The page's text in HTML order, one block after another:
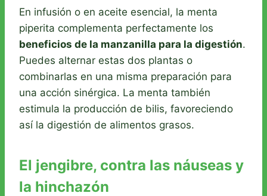
En infusión o en aceite esencial, la menta
piperita complementa perfectamente los
beneficios de la manzanilla para la digestión.
Puedes alternar estas dos plantas o
combinarlas en una misma preparación para
una acción sinérgica. La menta también
estimula la producción de bilis, favoreciendo
así la digestión de alimentos grasos.
El jengibre, contra las náuseas y
la hinchazón